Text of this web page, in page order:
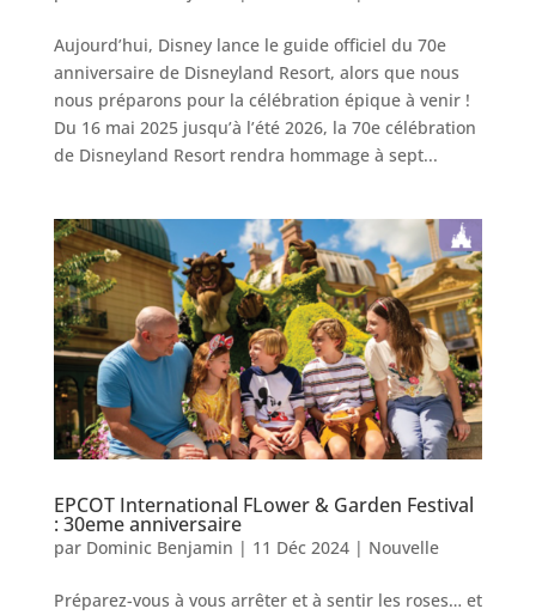
Aujourd’hui, Disney lance le guide officiel du 70e
anniversaire de Disneyland Resort, alors que nous
nous préparons pour la célébration épique à venir !
Du 16 mai 2025 jusqu’à l’été 2026, la 70e célébration
de Disneyland Resort rendra hommage à sept...
EPCOT International FLower & Garden Festival
: 30eme anniversaire
par Dominic Benjamin | 11 Déc 2024| Nouvelle
Préparez-vous à vous arrêter et à sentir les roses… et